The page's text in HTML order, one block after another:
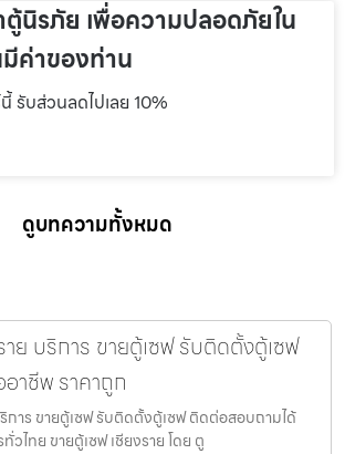
ตู้นิรภัย เพื่อความปลอดภัยใน
ค่าของท่าน
รับส่วนลดไปเลย 10%
ดูบทความทั้งหมด
าย บริการ ขายตู้เซฟ รับติดตั้งตู้เซฟ
าชีพ ราคาถูก
การ ขายตู้เซฟ รับติดตั้งตู้เซฟ ติดต่อสอบถามได้
วไทย ขายตู้เซฟ เชียงราย โดย ตู